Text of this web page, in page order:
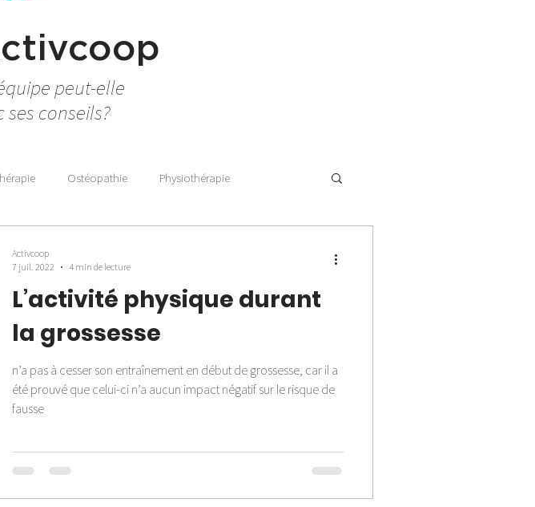
peut-elle
ses conseils?
Ostéopathie Physiothérapie
L’activité physique durant
la grossesse
n’a pas à cesser son entraînement en début de grossesse, car il a
été prouvé que celui-ci n’a aucun impact négatif sur le risque de
fausse
Activcoop
7 juil. 2022
4 min de lecture